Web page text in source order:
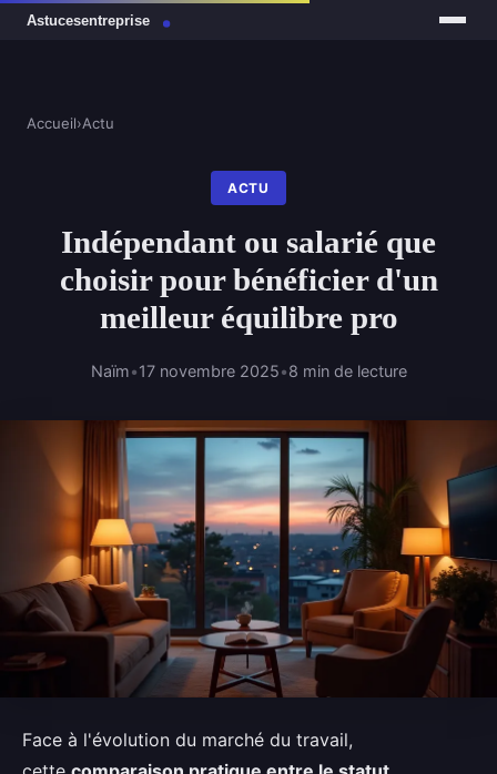
Accueil›Actu
ACTU
Indépendant ou salarié que
choisir pour bénéficier d'un
meilleur équilibre pro
Naïm•17 novembre 2025•8 min de lecture
Face à l'évolution du marché du travail,